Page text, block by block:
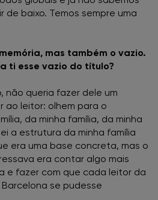
de baixo. Temos sempre uma
mas também o vazio.
ti esse vazio do título?
não queria fazer dele um
ao leitor: olhem para o
da minha família, da minha
a estrutura da minha família
era uma base concreta, mas o
era contar algo mais
e fazer com que cada leitor da
se pudesse